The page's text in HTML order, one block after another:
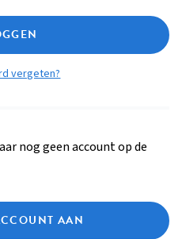
vergeten?
nog geen account op de
AAN